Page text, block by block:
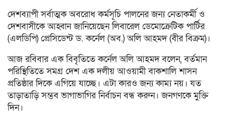
দেশব্যাপী সর্বাত্মক অবরোধ কর্মসূচি পালনের জন্য নেতাকর্মী ও
দেশবাসীকে আহ্বান জানিয়েছেন লিবারেল ডেমোক্রেটিক পার্টির
(এলডিপি) প্রেসিডেন্ট ড. কর্নেল (অব.) অলি আহমদ (বীর বিক্রম)।
আজ রবিবার এক বিবৃতিতে কর্নেল অলি আহমদ বলেন, বর্তমান
পরিস্থিতিতে সমগ্র দেশ এক দলীয় আওয়ামী বাকশালি শাসন
প্রতিষ্ঠার দিকে এগিয়ে যাচ্ছে। এটা কারও জন্য কাম্য নয়। যত
তাড়াতাড়ি সম্ভব ভাগাভাগির নির্বাচন বন্ধ করুন। জনগণকে মুক্তি
দিন।